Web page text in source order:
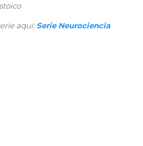
aquí: Serie Neurociencia